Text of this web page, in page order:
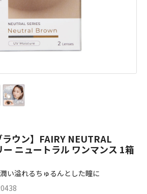
ラウン】FAIRY NEUTRAL
ニュートラル ワンマンス 1箱
い溢れるちゅるんとした瞳に